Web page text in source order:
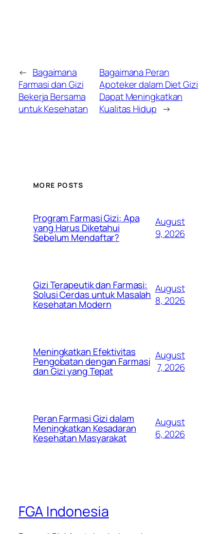
← Bagaimana
Farmasi dan Gizi
Bekerja Bersama
untuk Kesehatan
Bagaimana Peran
Apoteker dalam Diet Gizi
Dapat Meningkatkan
Kualitas Hidup →
MORE POSTS
Program Farmasi Gizi: Apa
yang Harus Diketahui
Sebelum Mendaftar?
August
9, 2026
Gizi Terapeutik dan Farmasi:
Solusi Cerdas untuk Masalah
Kesehatan Modern
August
8, 2026
Meningkatkan Efektivitas
Pengobatan dengan Farmasi
dan Gizi yang Tepat
August
7, 2026
Peran Farmasi Gizi dalam
Meningkatkan Kesadaran
Kesehatan Masyarakat
August
6, 2026
FGA Indonesia